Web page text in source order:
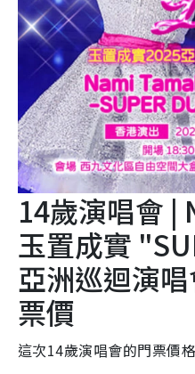
14歲演唱會 |
玉置成實
亞洲巡迴演
票價
這次14歲演唱會的門票價